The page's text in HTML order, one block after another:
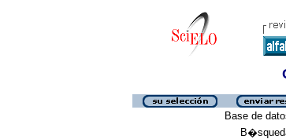
Base de